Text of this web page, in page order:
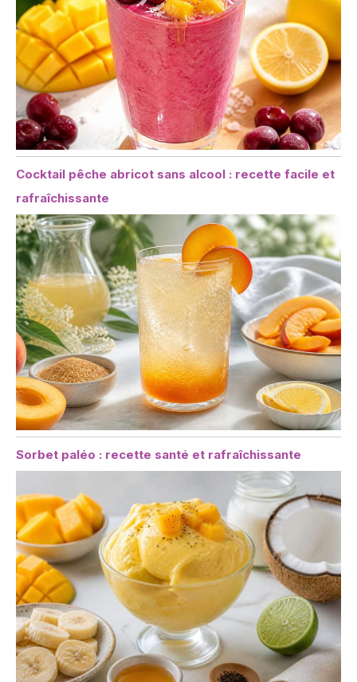
Cocktail pêche abricot sans alcool : recette facile et
rafraîchissante
Sorbet paléo : recette santé et rafraîchissante